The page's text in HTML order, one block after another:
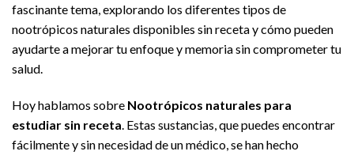
fascinante tema, explorando los diferentes tipos de
nootrópicos naturales disponibles sin receta y cómo pueden
ayudarte a mejorar tu enfoque y memoria sin comprometer tu
salud.
Hoy hablamos sobre Nootrópicos naturales para
estudiar sin receta . Estas sustancias, que puedes encontrar
fácilmente y sin necesidad de un médico, se han hecho